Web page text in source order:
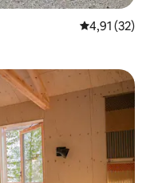
4,91 af 5 í
4,91 (32)